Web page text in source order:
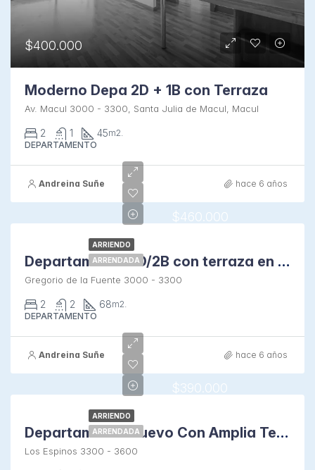
$400.000
Moderno Depa 2D + 1B con Terraza
Av. Macul 3000 - 3300, Santa Julia de Macul, Macul
2 1 45m2.
DEPARTAMENTO
Andreina Suñe hace 6 años
ARRIENDO
ARRENDADA
$460.000
Departamento 2D/2B con terraza en Macul
Gregorio de la Fuente 3000 - 3300
2 2 68m2.
DEPARTAMENTO
Andreina Suñe hace 6 años
ARRIENDO
ARRENDADA
$390.000
Departamento Nuevo Con Amplia Terraza al Sur en Macul
Los Espinos 3300 - 3600